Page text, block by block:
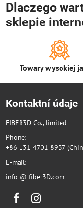
Dlaczego
sklepie
Towary wysokiej
Kontaktní údaje
FIBER3D Co., limited
Phone:
+86 131 4701 8937
E-mail:
info @ fiber3D.com
FacebookInstagram